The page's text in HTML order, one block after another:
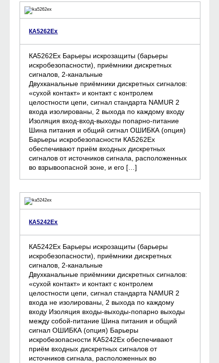
КА5262Ех
КА5262Ех Барьеры искрозащиты (барьеры
искробезопасности), приёмники дискретных
сигналов, 2-канальные
Двухканальные приёмники дискретных сигналов:
«сухой контакт» и контакт с контролем
целостности цепи, сигнал стандарта NAMUR 2
входа изолированы, 2 выхода по каждому входу
Изоляция вход-вход-выходы попарно-питание
Шина питания и общий сигнал ОШИБКА (опция)
Барьеры искробезопасности КА5262Ех
обеспечивают приём входных дискретных
сигналов от источников сигнала, расположенных
во взрывоопасной зоне, и его […]
КА5242Ех
КА5242Ех Барьеры искрозащиты (барьеры
искробезопасности), приёмники дискретных
сигналов, 2-канальные
Двухканальные приёмники дискретных сигналов:
«сухой контакт» и контакт с контролем
целостности цепи, сигнал стандарта NAMUR 2
входа не изолированы, 2 выхода по каждому
входу Изоляция входы-выходы-попарно выходы
между собой-питание Шина питания и общий
сигнал ОШИБКА (опция) Барьеры
искробезопасности КА5242Ех обеспечивают
приём входных дискретных сигналов от
источников сигнала, расположенных во